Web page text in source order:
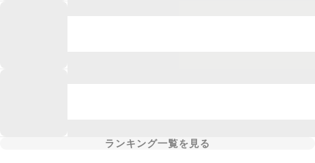
ランキング一覧を見る